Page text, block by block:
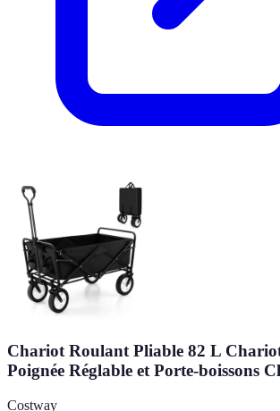
Chariot Roulant Pliable 82 L
Poignée Réglable et Porte-boissons
Costway